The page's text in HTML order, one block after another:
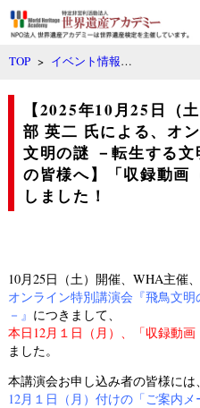
TOP > イベント情報…
【2025年10月25日（
部 英二 氏による、オ
文明の謎 －転生する
の皆様へ】「収録動画
しました！
10月25日（土）開催、WHA主催、
オンライン特別講演会『飛鳥文
－』 につきまして、
本日12月１日（月）、「収録動
ました。
本講演会お申し込み者の皆様には、
12月１日（月）付けの「ご案内メ